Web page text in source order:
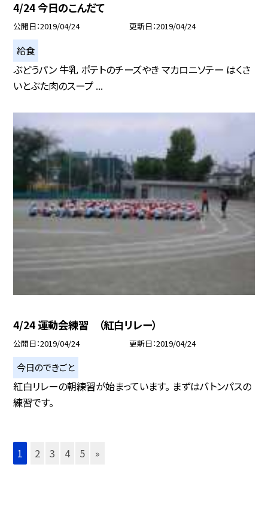
4/24 今日のこんだて
公開日 2019/04/24 更新日 2019/04/24
給食
ぶどうパン 牛乳 ポテトのチーズやき マカロニソテー はくさ
いとぶた肉のスープ ...
4/24 運動会練習 （紅白リレー）
公開日 2019/04/24 更新日 2019/04/24
今日のできごと
紅白リレーの朝練習が始まっています。 まずはバトンパスの
練習です。
1 2 3 4 5 »